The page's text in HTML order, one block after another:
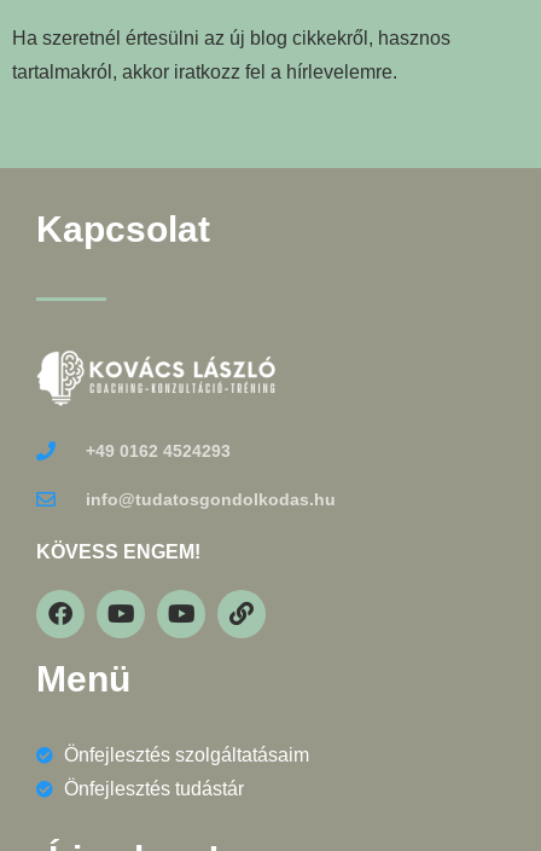
Ha szeretnél értesülni az új blog cikkekről, hasznos
tartalmakról, akkor iratkozz fel a hírlevelemre.
Kapcsolat
+49 0162 4524293
info@tudatosgondolkodas.hu
KÖVESS ENGEM!
Menü
Önfejlesztés szolgáltatásaim
Önfejlesztés tudástár